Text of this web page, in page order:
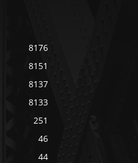
8176
8151
8137
8133
251
46
44